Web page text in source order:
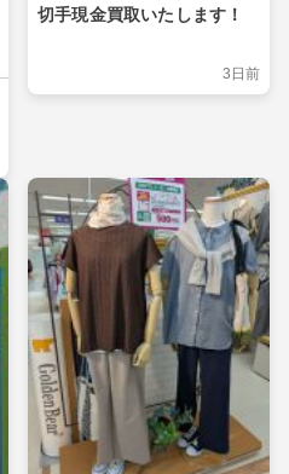
切手現金買取いたします！
3日前